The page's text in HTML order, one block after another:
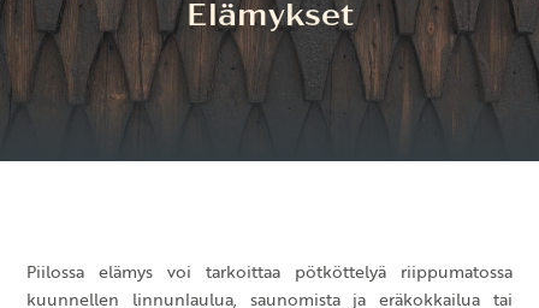
Elämykset
Piilossa elämys voi tarkoittaa pötköttelyä riippumatossa
kuunnellen linnunlaulua, saunomista ja eräkokkailua tai